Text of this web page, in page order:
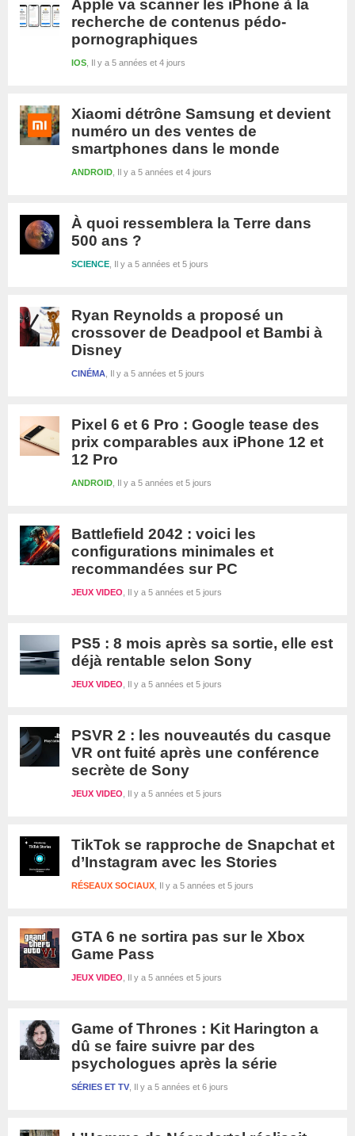
Apple va scanner les iPhone à la
recherche de contenus pédo-
pornographiques
Il y a 5 années et 4 jours
IOS
Xiaomi détrône Samsung et devient
numéro un des ventes de
smartphones dans le monde
Il y a 5 années et 4 jours
ANDROID
À quoi ressemblera la Terre dans
500 ans ?
Il y a 5 années et 5 jours
SCIENCE
Ryan Reynolds a proposé un
crossover de Deadpool et Bambi à
Disney
Il y a 5 années et 5 jours
CINÉMA
Pixel 6 et 6 Pro : Google tease des
prix comparables aux iPhone 12 et
12 Pro
Il y a 5 années et 5 jours
ANDROID
Battlefield 2042 : voici les
configurations minimales et
recommandées sur PC
Il y a 5 années et 5 jours
JEUX VIDEO
PS5 : 8 mois après sa sortie, elle est
déjà rentable selon Sony
Il y a 5 années et 5 jours
JEUX VIDEO
PSVR 2 : les nouveautés du casque
VR ont fuité après une conférence
secrète de Sony
Il y a 5 années et 5 jours
JEUX VIDEO
TikTok se rapproche de Snapchat et
d’Instagram avec les Stories
Il y a 5 années et 5 jours
RÉSEAUX SOCIAUX
GTA 6 ne sortira pas sur le Xbox
Game Pass
Il y a 5 années et 5 jours
JEUX VIDEO
Game of Thrones : Kit Harington a
dû se faire suivre par des
psychologues après la série
Il y a 5 années et 6 jours
SÉRIES ET TV